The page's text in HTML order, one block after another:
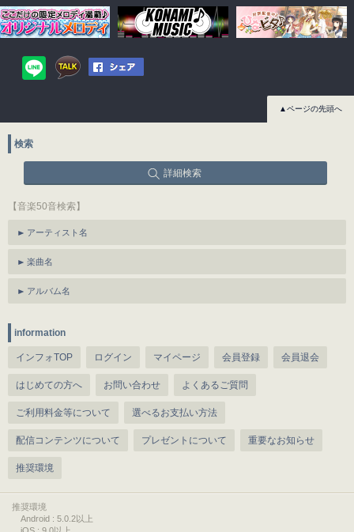
▲ページの先頭へ
検索
詳細検索
【音楽50音検索】
アーティスト名
楽曲名
アルバム名
information
インフォTOP ログイン マイページ 会員登録 会員退会
はじめての方へ お問い合わせ よくあるご質問
ご利用料金等について 選べるお支払い方法
配信コンテンツについて プレゼントについて 重要なお知らせ
推奨環境
推奨環境
Android : 5.0.2以上